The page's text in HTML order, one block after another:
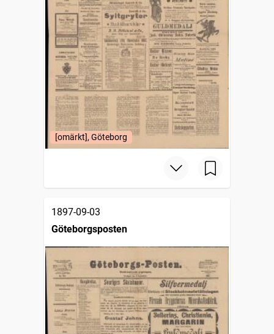
[omärkt], Göteborg
1897-09-03
Göteborgsposten